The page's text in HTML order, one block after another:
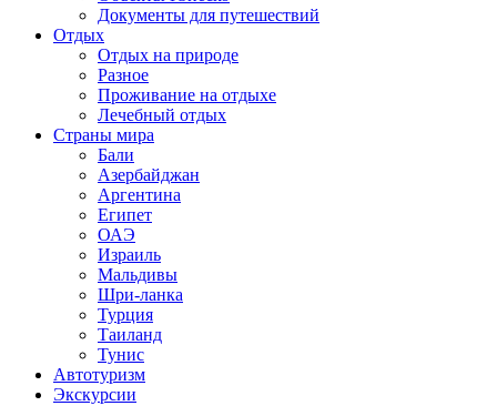
Документы для путешествий
Отдых
Отдых на природе
Разное
Проживание на отдыхе
Лечебный отдых
Страны мира
Бали
Азербайджан
Аргентина
Египет
ОАЭ
Израиль
Мальдивы
Шри-ланка
Турция
Таиланд
Тунис
Автотуризм
Экскурсии